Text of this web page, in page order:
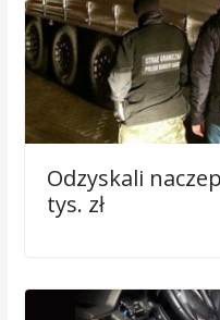
Odzyskali
tys. zł